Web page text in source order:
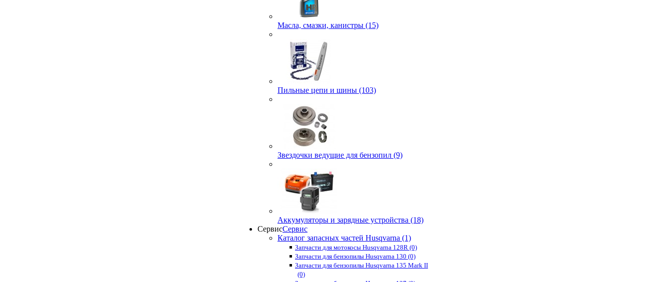
Масла, смазки, канистры (15)
Пильные цепи и шины (103)
Звездочки ведущие для бензопил (9)
Аккумуляторы и зарядные устройства (18)
СервисСервис
Каталог запасных частей Husqvarna (1)
Запчасти для мотокосы Husqvarna 128R (0)
Запчасти для бензопилы Husqvarna 130 (0)
Запчасти для бензопилы Husqvarna 135 Mark II
(0)